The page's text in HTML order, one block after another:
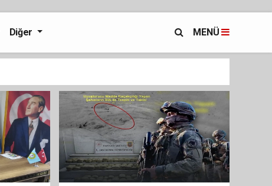
Diğer MENÜ